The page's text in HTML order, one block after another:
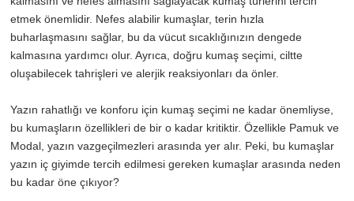
etmek önemlidir. Nefes alabilir kumaşlar, terin hızla
buharlaşmasını sağlar, bu da vücut sıcaklığınızın dengede
kalmasına yardımcı olur. Ayrıca, doğru kumaş seçimi, ciltte
oluşabilecek tahrişleri ve alerjik reaksiyonları da önler.
Yazın rahatlığı ve konforu için kumaş seçimi ne kadar önemliyse,
bu kumaşların özellikleri de bir o kadar kritiktir. Özellikle Pamuk ve
Modal, yazın vazgeçilmezleri arasında yer alır. Peki, bu kumaşlar
yazın iç giyimde tercih edilmesi gereken kumaşlar arasında neden
bu kadar öne çıkıyor?